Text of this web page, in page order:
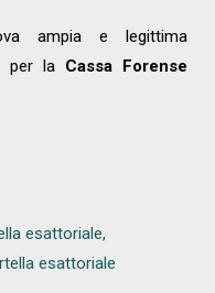
ampia e legittima
per la Cassa Forense
esattoriale,
esattoriale